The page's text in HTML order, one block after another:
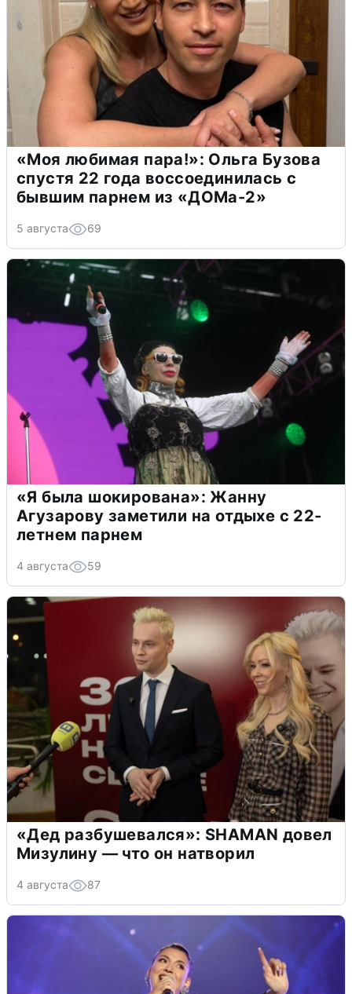
«Моя любимая пара!»: Ольга Бузова
спустя 22 года воссоединилась с
бывшим парнем из «ДОМа-2»
5 августа 69
«Я была шокирована»: Жанну
Агузарову заметили на отдыхе с 22-
летнем парнем
4 августа 59
«Дед разбушевался»: SHAMAN довел
Мизулину — что он натворил
4 августа 87